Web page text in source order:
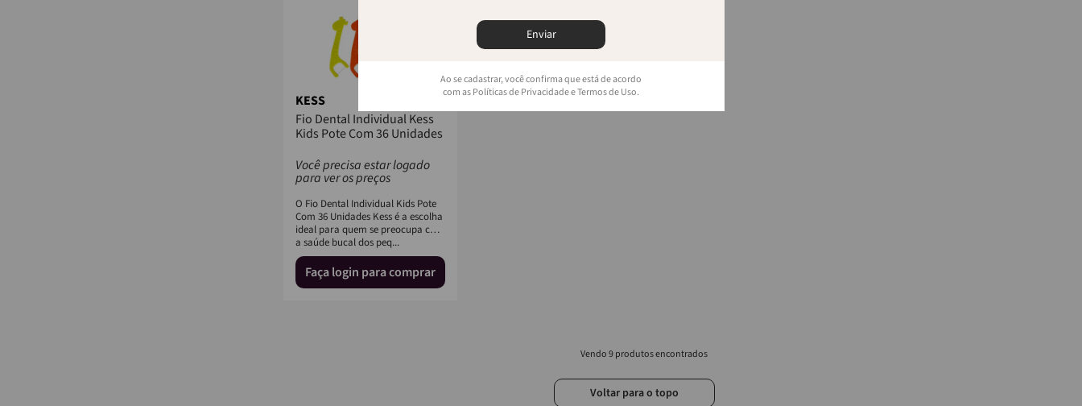
Enviar
Ao se cadastrar, você confirma que está de acordo
com as Políticas de Privacidade e Termos de Uso.
KESS
Fio Dental Individual Kess
Kids Pote Com 36 Unidades
Você precisa estar logado
para ver os preços
O Fio Dental Individual Kids Pote
Com 36 Unidades Kess é a escolha
ideal para quem se preocupa com
a saúde bucal dos peq...
Faça login para comprar
9
Voltar para o topo